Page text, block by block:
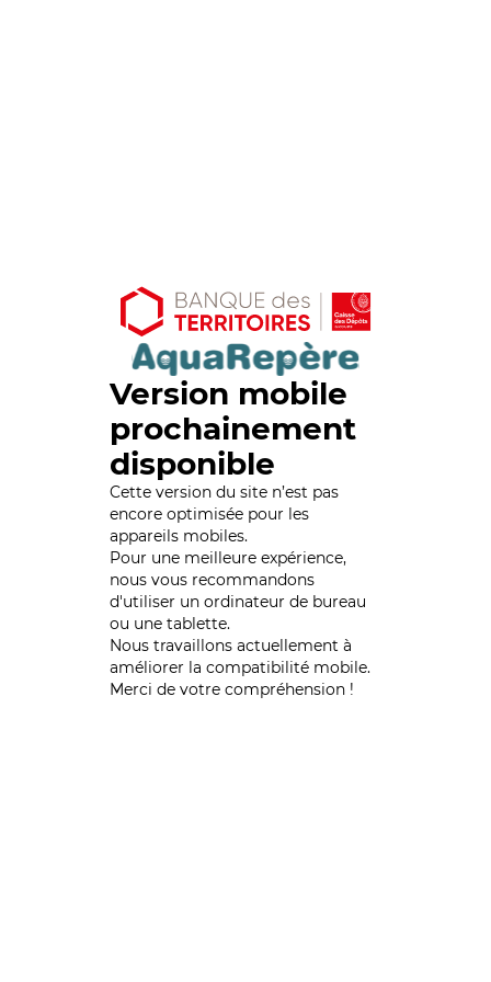
Version mobile
prochainement
disponible
Cette version du site n’est pas
encore optimisée pour les
appareils mobiles.
Pour une meilleure expérience,
nous vous recommandons
d'utiliser un ordinateur de bureau
ou une tablette.
Nous travaillons actuellement à
améliorer la compatibilité mobile.
Merci de votre compréhension !